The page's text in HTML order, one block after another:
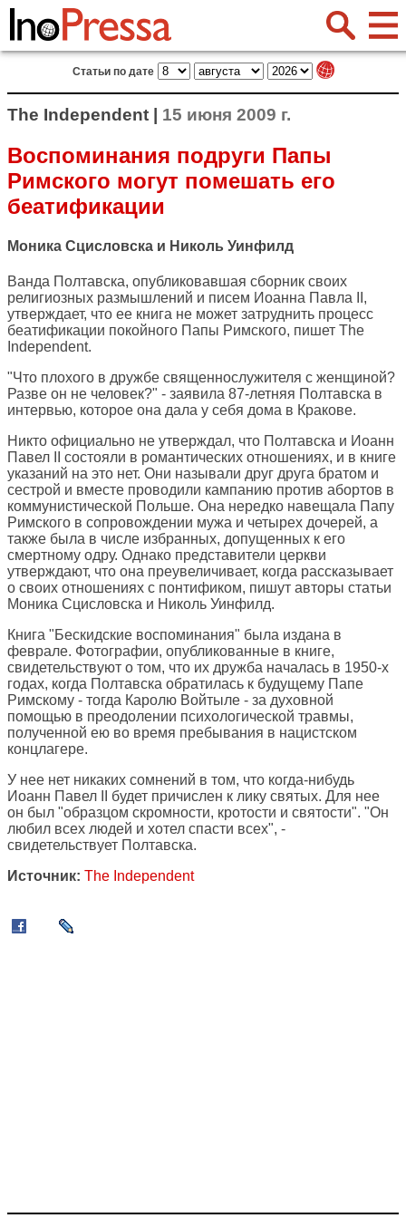
Статьи по дате
The Independent | 15 июня 2009 г.
Воспоминания подруги Папы
Римского могут помешать его
беатификации
Моника Сцисловска и Николь Уинфилд
Ванда Полтавска, опубликовавшая сборник своих
религиозных размышлений и писем Иоанна Павла II,
утверждает, что ее книга не может затруднить процесс
беатификации покойного Папы Римского, пишет The
Independent.
"Что плохого в дружбе священнослужителя с женщиной?
Разве он не человек?" - заявила 87-летняя Полтавска в
интервью, которое она дала у себя дома в Кракове.
Никто официально не утверждал, что Полтавска и Иоанн
Павел II состояли в романтических отношениях, и в книге
указаний на это нет. Они называли друг друга братом и
сестрой и вместе проводили кампанию против абортов в
коммунистической Польше. Она нередко навещала Папу
Римского в сопровождении мужа и четырех дочерей, а
также была в числе избранных, допущенных к его
смертному одру. Однако представители церкви
утверждают, что она преувеличивает, когда рассказывает
о своих отношениях с понтификом, пишут авторы статьи
Моника Сцисловска и Николь Уинфилд.
Книга "Бескидские воспоминания" была издана в
феврале. Фотографии, опубликованные в книге,
свидетельствуют о том, что их дружба началась в 1950-х
годах, когда Полтавска обратилась к будущему Папе
Римскому - тогда Каролю Войтыле - за духовной
помощью в преодолении психологической травмы,
полученной ею во время пребывания в нацистском
концлагере.
У нее нет никаких сомнений в том, что когда-нибудь
Иоанн Павел II будет причислен к лику святых. Для нее
он был "образцом скромности, кротости и святости". "Он
любил всех людей и хотел спасти всех", -
свидетельствует Полтавска.
Источник: The Independent